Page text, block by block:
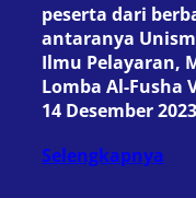
peserta dari
antaranya
Ilmu Pelayaran,
Lomba Al-Fusha
14 Desember
Selengkapnya